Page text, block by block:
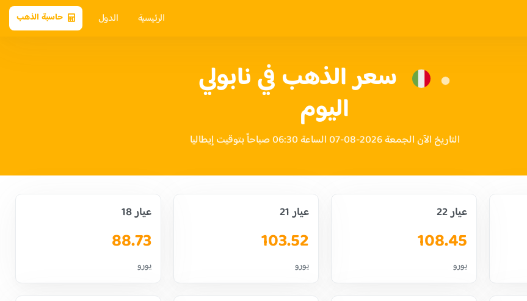
الرئيسية الدول حاسبة الذهب
سعر الذهب في نابولي
اليوم
التاريخ الآن الجمعة 2026-08-07 الساعة 06:30 صباحاً بتوقيت إيطاليا
عيار 22
108.45
يورو
عيار 21
103.52
يورو
عيار 18
88.73
يورو